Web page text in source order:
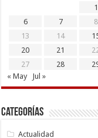
1
6
7 8
13
14
20
21
27
28
« May
Jul »
Categorías
Actualidad